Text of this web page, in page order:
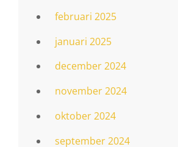
februari 2025
januari 2025
december 2024
november 2024
oktober 2024
september 2024